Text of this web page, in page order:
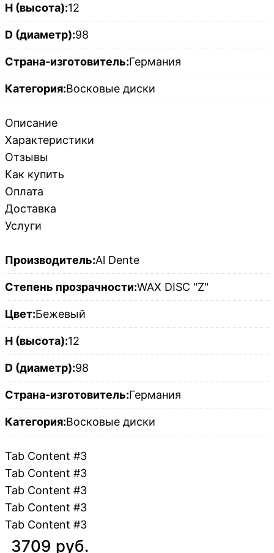
H (высота):12
D (диаметр):98
Страна-изготовитель:Германия
Категория:Восковые диски
Описание
Характеристики
Отзывы
Как купить
Оплата
Доставка
Услуги
Производитель:Al Dente
Степень прозрачности:WAX DISC "Z"
Цвет:Бежевый
H (высота):12
D (диаметр):98
Страна-изготовитель:Германия
Категория:Восковые диски
Tab Content #3
Tab Content #3
Tab Content #3
Tab Content #3
Tab Content #3
3709 руб.